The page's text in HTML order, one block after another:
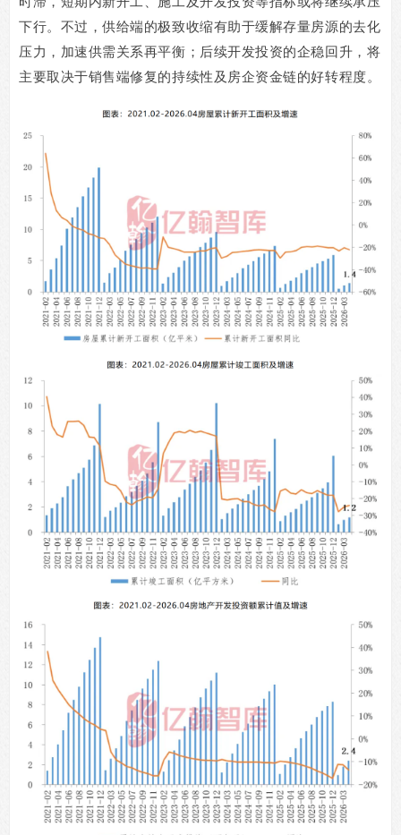
下行。不过，供给端的极致收缩有助于缓解存量房源的去化
压力，加速供需关系再平衡；后续开发投资的企稳回升，将
主要取决于销售端修复的持续性及房企资金链的好转程度。